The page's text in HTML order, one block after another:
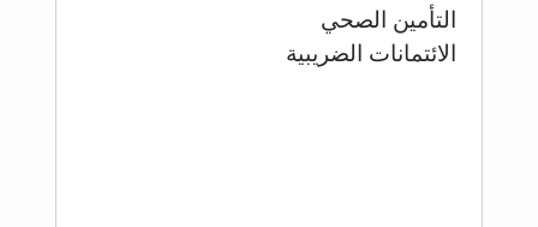
التأمين الصحي
الائتمانات الضريبية